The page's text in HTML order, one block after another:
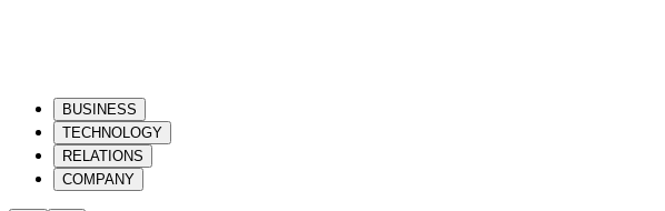
BUSINESS
TECHNOLOGY
RELATIONS
COMPANY